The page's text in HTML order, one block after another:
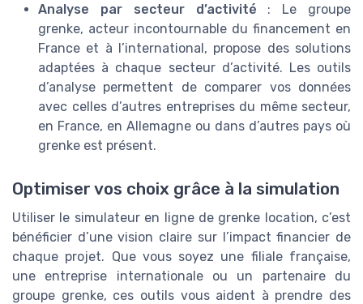
Analyse par secteur d’activité : Le groupe
grenke, acteur incontournable du financement en
France et à l’international, propose des solutions
adaptées à chaque secteur d’activité. Les outils
d’analyse permettent de comparer vos données
avec celles d’autres entreprises du même secteur,
en France, en Allemagne ou dans d’autres pays où
grenke est présent.
Optimiser vos choix grâce à la simulation
Utiliser le simulateur en ligne de grenke location, c’est
bénéficier d’une vision claire sur l’impact financier de
chaque projet. Que vous soyez une filiale française,
une entreprise internationale ou un partenaire du
groupe grenke, ces outils vous aident à prendre des